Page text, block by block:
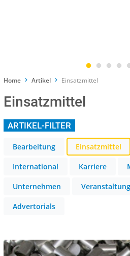
Home Artikel Einsatzmittel
Einsatzmittel
ARTIKEL-FILTER
Bearbeitung Einsatzmittel
International Karriere
Unternehmen Veranstaltung
Advertorials